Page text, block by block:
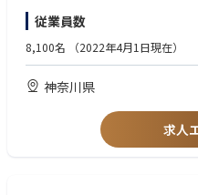
■出張について
・出張無し拠点
北海道オフィス
広島オフィス
四日市テクノロジーセンター※四
環で北上への出張が生じる場合が
■語学スキルについて
英語の読み書きに抵抗がない方
SSSグループ内外のFABの生産キ
立案、事業部や製造事業所、社外
て生産増強戦略、設備投資戦略の
■想定ポジション
3～5名程度の少数精鋭チームで、
【尚可】
・戦略実行にあたっての障害を克
・基本的な英語の読み書きができる
※社内決裁資料で日本語の資料を
従業員数
8,100名 （2022年4月1日現在）
神奈川県
求人